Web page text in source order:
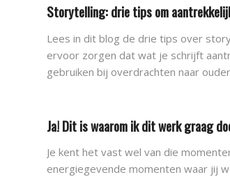
Storytelling: drie tips om
Lees in dit blog de drie tips over
ervoor zorgen dat wat je schrijft
gebruiken bij overdrachten naar
Ja! Dit is waarom ik dit werk graag
Je kent het vast wel van die
energiegevende momenten waar jij